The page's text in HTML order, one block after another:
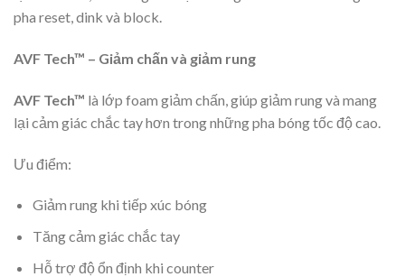
pha reset, dink và block.
AVF Tech™ – Giảm chấn và giảm rung
AVF Tech™ là lớp foam giảm chấn, giúp giảm rung và mang
lại cảm giác chắc tay hơn trong những pha bóng tốc độ cao.
Ưu điểm:
Giảm rung khi tiếp xúc bóng
Tăng cảm giác chắc tay
Hỗ trợ độ ổn định khi counter